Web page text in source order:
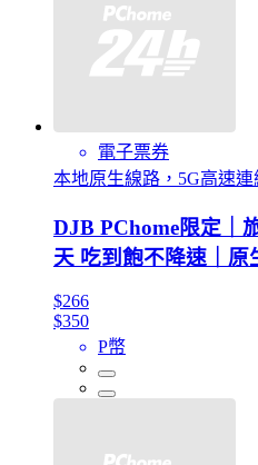
電子票券
本地原生線路，5G高速連
DJB PChome限定｜
天 吃到飽不降速｜原
$266
$350
P幣